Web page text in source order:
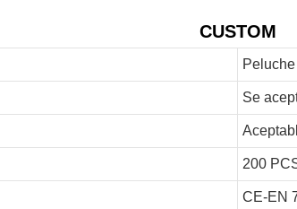
CUSTOM
Se
200
CE-EN